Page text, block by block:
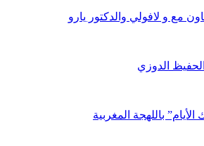
مع و لافولي والدكتور يارو
الدوزي
باللهجة المغربية